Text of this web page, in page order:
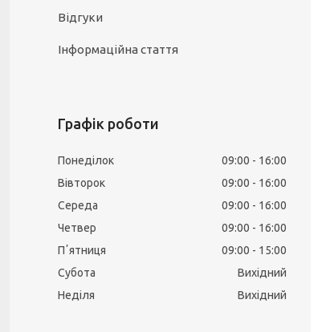
Відгуки
Інформаційна стаття
Графік роботи
Понеділок 09:00
16:00
Вівторок
09:00
16:00
Середа
09:00
16:00
Четвер
09:00
16:00
Пʼятниця
09:00
15:00
Субота
Вихідний
Неділя
Вихідний